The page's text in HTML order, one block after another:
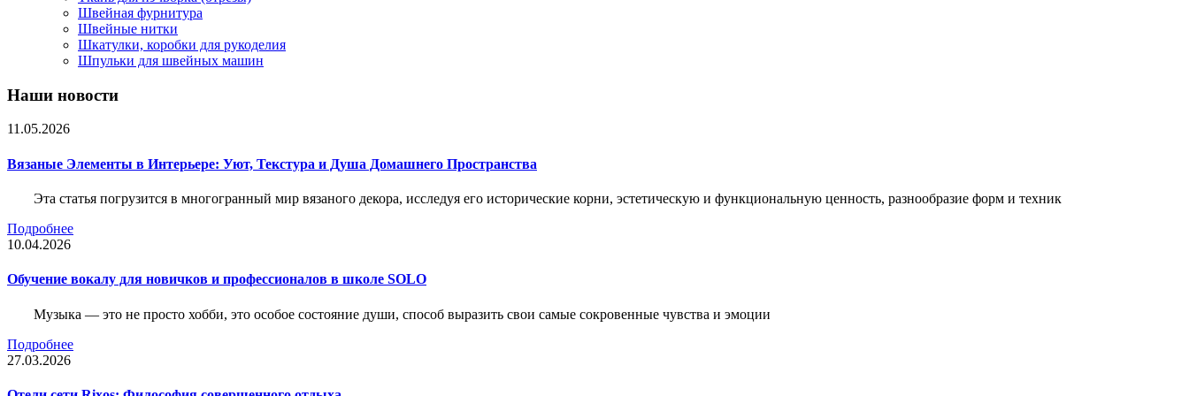
Швейная фурнитура
Швейные нитки
Шкатулки, коробки для рукоделия
Шпульки для швейных машин
Наши новости
11.05.2026
Вязаные Элементы в Интерьере: Уют, Текстура и Душа Домашнего Пространства
Эта статья погрузится в многогранный мир вязаного декора, исследуя его исторические корни, эстетическую и функциональную ценность, разнообразие форм и техник
Подробнее
10.04.2026
Обучение вокалу для новичков и профессионалов в школе SOLO
Музыка — это не просто хобби, это особое состояние души, способ выразить свои самые сокровенные чувства и эмоции
Подробнее
27.03.2026